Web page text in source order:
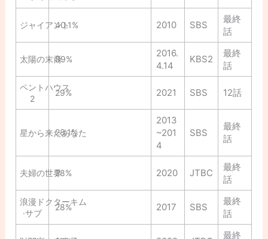
ジャイアント
40.1% 2010 SBS
最終
話
太陽の末裔39%
2016.
4.14
KBS2
最終
話
ペントハウス
2
29% 2021 SBS 12話
星から来たあなた
28.1%
2013
~201
4
SBS
最終
話
夫婦の世界28% 2020 JTBC
最終
話
浪漫ドクターキム
·サブ
28% 2017 SBS
最終
話
最終